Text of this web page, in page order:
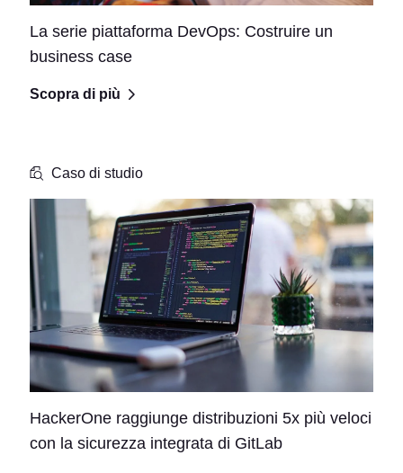
La serie piattaforma DevOps: Costruire un
business case
Scopra di più
Caso di studio
HackerOne raggiunge distribuzioni 5x più veloci
con la sicurezza integrata di GitLab